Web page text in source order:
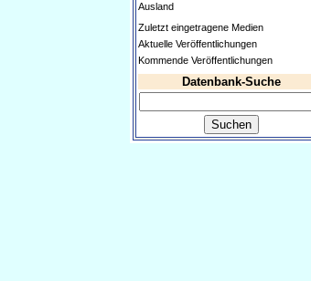
Ausland
Zuletzt eingetragene Medien
Aktuelle Veröffentlichungen
Kommende Veröffentlichungen
Datenbank-Suche